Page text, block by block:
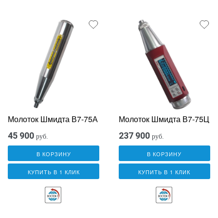
Молоток Шмидта В7-75А
45 900 руб.
В КОРЗИНУ
КУПИТЬ В 1 КЛИК
Молоток Шмидта В7-75Ц
237 900 руб.
В КОРЗИНУ
КУПИТЬ В 1 КЛИК